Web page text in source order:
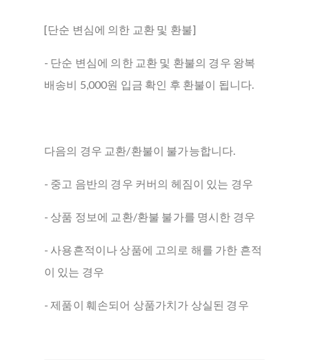
[단순 변심에 의한 교환 및 환불]
- 단순 변심에 의한 교환 및 환불의 경우 왕복
배송비 5,000원 입금 확인 후 환불이 됩니다.
다음의 경우 교환/환불이 불가능합니다.
- 중고 음반의 경우 커버의 헤짐이 있는 경우
- 상품 정보에 교환/환불 불가를 명시한 경우
- 사용흔적이나 상품에 고의로 해를 가한 흔적
이 있는 경우
- 제품이 훼손되어 상품가치가 상실된 경우